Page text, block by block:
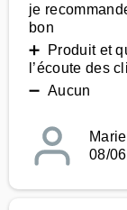
je
bon
➕ Produit et
l’écoute des
➖ Aucun
Marie
08/